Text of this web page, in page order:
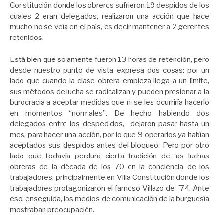
Constitución donde los obreros sufrieron 19 despidos de los
cuales 2 eran delegados, realizaron una acción que hace
mucho no se veía en el país, es decir mantener a 2 gerentes
retenidos.
Está bien que solamente fueron 13 horas de retención, pero
desde nuestro punto de vista expresa dos cosas: por un
lado que cuando la clase obrera empieza llega a un límite,
sus métodos de lucha se radicalizan y pueden presionar a la
burocracia a aceptar medidas que ni se les ocurriría hacerlo
en momentos “normales”. De hecho habiendo dos
delegados entre los despedidos, dejaron pasar hasta un
mes, para hacer una acción, por lo que 9 operarios ya habían
aceptados sus despidos antes del bloqueo. Pero por otro
lado que todavía perdura cierta tradición de las luchas
obreras de la década de los 70 en la conciencia de los
trabajadores, principalmente en Villa Constitución donde los
trabajadores protagonizaron el famoso Villazo del ´74. Ante
eso, enseguida, los medios de comunicación de la burguesía
mostraban preocupación.